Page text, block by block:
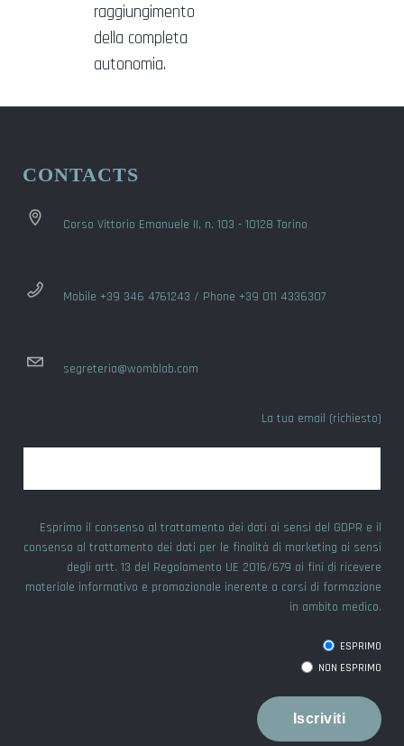
raggiungimento
della completa
autonomia.
CONTACTS
Corso Vittorio Emanuele II, n. 103 - 10128 Torino
Mobile +39 346 4761243 / Phone +39 011 4336307
segreteria@womblab.com
La tua email (richiesto)
Esprimo il consenso al trattamento dei dati ai sensi del GDPR e il
consenso al trattamento dei dati per le finalità di marketing ai sensi
degli artt. 13 del Regolamento UE 2016/679 ai fini di ricevere
materiale informativo e promozionale inerente a corsi di formazione
in ambito medico.
ESPRIMO
NON ESPRIMO